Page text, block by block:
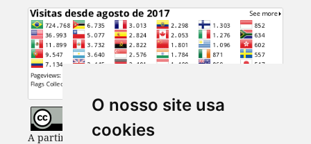
O nosso site usa
cookies
A partir de 2023, Desenvolvimento e Meio Ambiente